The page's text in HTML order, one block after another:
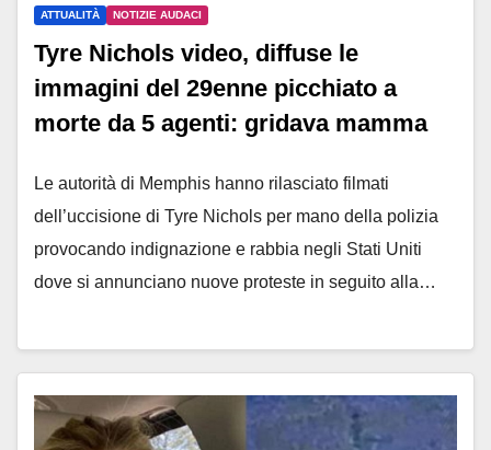
ATTUALITÀ NOTIZIE AUDACI
Tyre Nichols video, diffuse le
immagini del 29enne picchiato a
morte da 5 agenti: gridava mamma
Le autorità di Memphis hanno rilasciato filmati
dell’uccisione di Tyre Nichols per mano della polizia
provocando indignazione e rabbia negli Stati Uniti
dove si annunciano nuove proteste in seguito alla…